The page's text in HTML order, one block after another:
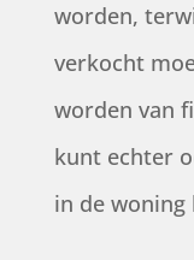
worden,
verkocht
worden van
kunt echter
in de